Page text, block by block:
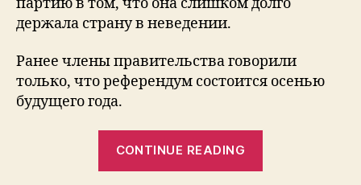
держала страну в неведении.
Ранее члены правительства говорили
только, что референдум состоится осенью
будущего года.
CONTINUE READING